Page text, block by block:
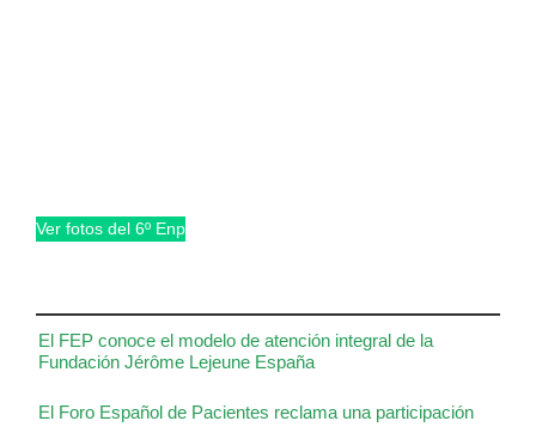
El FEP conoce el modelo de atención integral de la
Fundación Jérôme Lejeune España
El Foro Español de Pacientes reclama una participación
Ver fotos del 6º Enp